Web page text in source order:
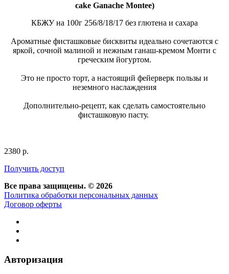
cake Ganache Montee)
КБЖУ на 100г 256/8/18/17 без глютена и сахара
Ароматные фисташковые бисквиты идеально сочетаются с
яркой, сочной малиной и нежным ганаш-кремом Монти с
греческим йогуртом.
Это не просто торт, а настоящий фейерверк пользы и
неземного наслаждения
Дополнительно-рецепт, как сделать самостоятельно
фисташковую пасту.
2380 р.
Получить доступ
Все права защищены. © 2026
Политика обработки персональных данных
Договор оферты
Авторизация